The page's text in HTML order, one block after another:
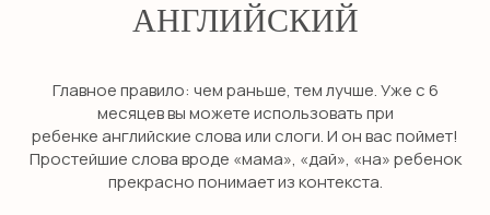
АНГЛИЙСКИЙ
Главное правило: чем раньше, тем лучше. Уже с 6
месяцев вы можете использовать при
ребенке английские слова или слоги. И он вас поймет!
Простейшие слова вроде «мама», «дай», «на» ребенок
прекрасно понимает из контекста.